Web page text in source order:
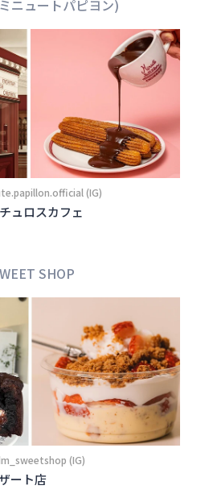
ュートパピヨン)
(IG)
ュロスカフェ
SHOP
(IG)
ート店